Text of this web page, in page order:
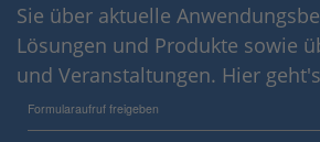
Sie über aktuelle
Lösungen und Produkte sowie
und Veranstaltungen. Hier
Formularaufruf freigeben